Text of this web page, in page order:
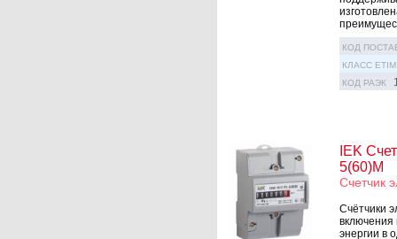
КОД
КЛАСС ETIM
КОД РАЭК
IEK
5(60)М
Счетчик
Счётчики
включения
энергии в